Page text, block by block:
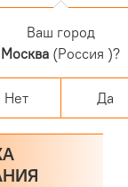
Войти
Регистрация
0 позиций
Персональный раздел
Ваш город
Москва (Россия )?
Нет Да